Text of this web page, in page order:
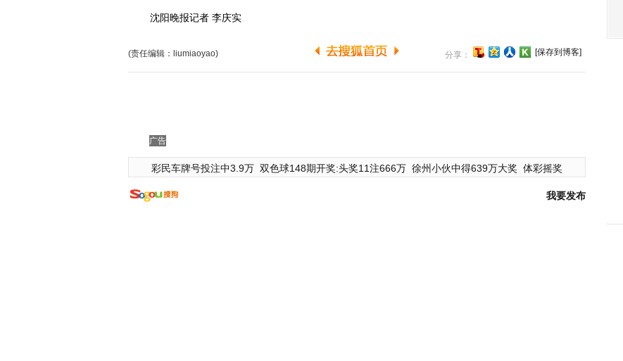
沈阳晚报记者 李庆实
(责任编辑：liumiaoyao) 分享： [保存到博客]
广告
彩民车牌号投注中3.9万 双色球148期开奖:头奖11注666万 徐州小伙中得639万大奖 体彩摇奖
我要发布